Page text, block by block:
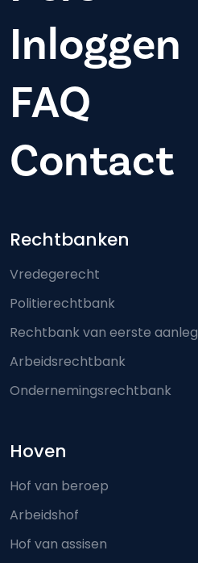
Inloggen
FAQ
Contact
Footer-menu
Rechtbanken
Vredegerecht
Politierechtbank
Rechtbank van eerste aanleg
Arbeidsrechtbank
Ondernemingsrechtbank
Hoven
Hof van beroep
Arbeidshof
Hof van assisen